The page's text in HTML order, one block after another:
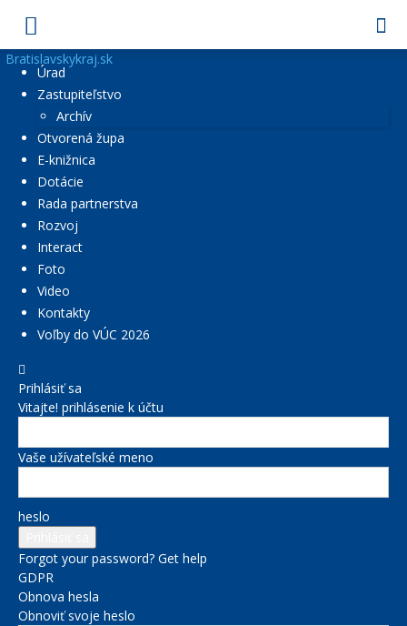
Bratislavskykraj.sk
Úrad
Zastupiteľstvo
Archív
Otvorená župa
E-knižnica
Dotácie
Rada partnerstva
Rozvoj
Interact
Foto
Video
Kontakty
Voľby do VÚC 2026
Prihlásiť sa
Vitajte! prihlásenie k účtu
Vaše užívateľské meno
heslo
Forgot your password? Get help
GDPR
Obnova hesla
Obnoviť svoje heslo